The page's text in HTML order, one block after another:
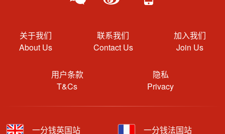
关于我们
About Us
联系我们
Contact Us
加入我们
Join Us
用户条款
T&Cs
隐私
Privacy
一分钱英国站 一分钱法国站